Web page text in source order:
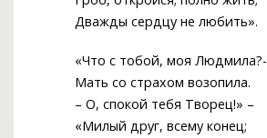
Дважды сердцу не любить».
«Что с тобой, моя Людмила?-
Мать со страхом возопила.
– О, спокой тебя Творец!» –
«Милый друг, всему конец;